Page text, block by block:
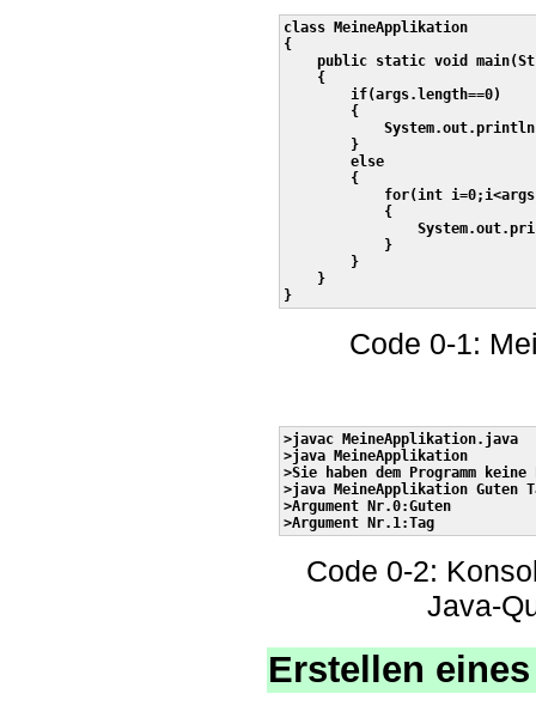
class MeineApplikation
{
public static void
    {
        if(args.length==0)
        {
        }
        else
        {
for(int
            {
            }
        }
    }
Code 0-1:
>javac MeineApplikation.java
>java MeineApplikation
>Sie haben dem Programm
>java MeineApplikation Guten
>Argument Nr.0:Guten
Code 0-2:
Java-
Erstellen